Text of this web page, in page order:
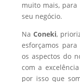
muito mais,
seu negócio.
Na Coneki,
esforçamos
os aspectos do
com a
por isso que